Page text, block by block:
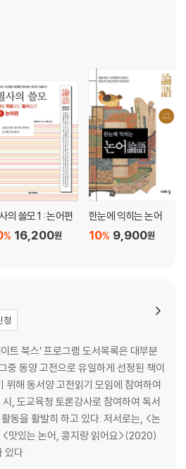
일했고 가축 사육일도 맡았지만 학문
정치에서 물러나 본격적으로 제자를
空) 벼슬과 대사
의 쓸모 1 : 논어편
16,200원
%
한눈에 익히는 논어
9,900원
10%
청
트 북스’ 프로그램 도서목록은 대부분
중 동양 고전으로 유일하게 선정된 책이
위해 동서양 고전읽기 모임에 참여하여
, 도교육청 토론강사로 참여하여 독서
동을 활발히 하고 있다. 저서로는, <논
맛있는 논어, 콩지랑 읽어요>(2020)
있다.